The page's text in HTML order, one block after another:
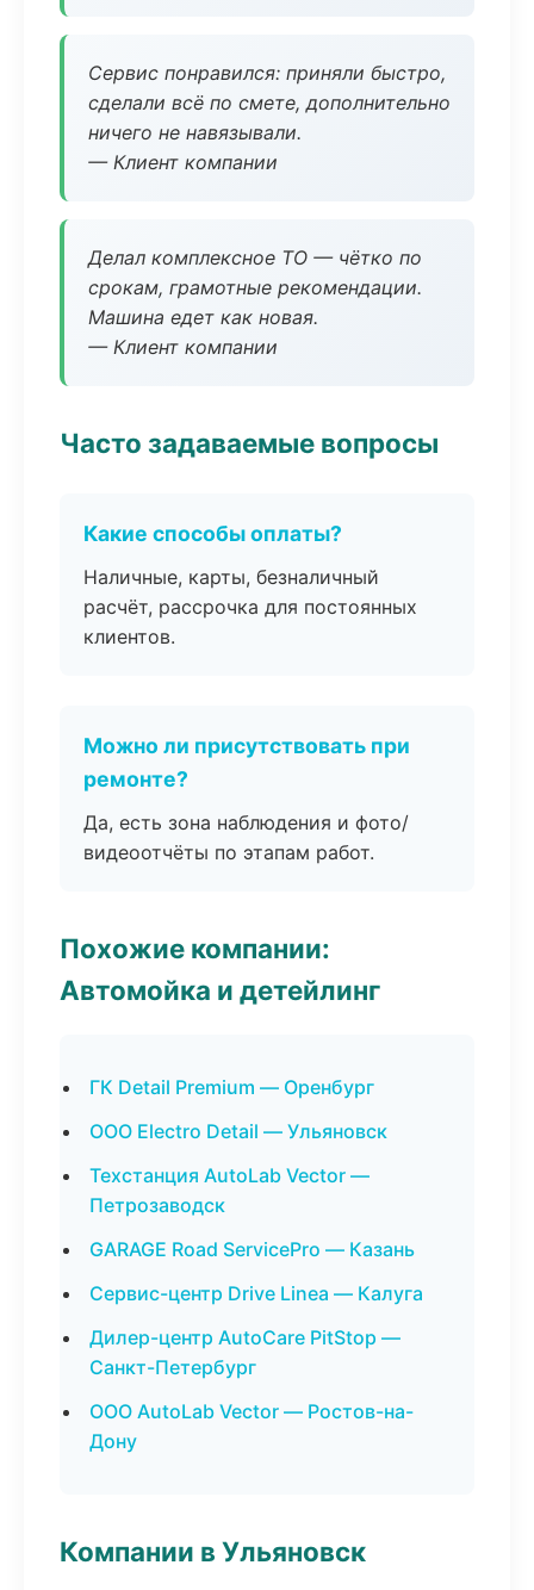
Сервис понравился: приняли быстро,
сделали всё по смете, дополнительно
ничего не навязывали.
— Клиент компании
Делал комплексное ТО — чётко по
срокам, грамотные рекомендации.
Машина едет как новая.
— Клиент компании
Часто задаваемые вопросы
Какие способы оплаты?
Наличные, карты, безналичный
расчёт, рассрочка для постоянных
клиентов.
Можно ли присутствовать при
ремонте?
Да, есть зона наблюдения и фото/
видеоотчёты по этапам работ.
Похожие компании:
Автомойка и детейлинг
ГК Detail Premium — Оренбург
ООО Electro Detail — Ульяновск
Техстанция AutoLab Vector —
Петрозаводск
GARAGE Road ServicePro — Казань
Сервис-центр Drive Linea — Калуга
Дилер-центр AutoCare PitStop —
Санкт-Петербург
ООО AutoLab Vector — Ростов-на-
Дону
Компании в Ульяновск